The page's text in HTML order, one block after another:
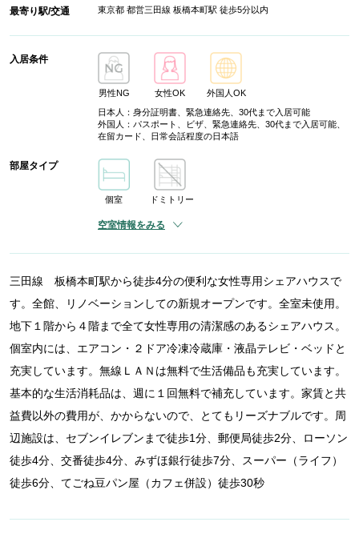
最寄り駅/交通 東京都 都営三田線 板橋本町駅 徒歩5分以内
入居条件
男性NG 女性OK
外国人OK
日本人：身分証明書、緊急連絡先、30代まで入居可能
外国人：パスポート、ビザ、緊急連絡先、30代まで入居可能、
在留カード、日常会話程度の日本語
部屋タイプ
個室 ドミトリー
空室情報をみる
三田線 板橋本町駅から徒歩4分の便利な女性専用シェアハウスで
す。全館、リノベーションしての新規オープンです。全室未使用。
地下１階から４階まで全て女性専用の清潔感のあるシェアハウス。
個室内には、エアコン・２ドア冷凍冷蔵庫・液晶テレビ・ベッドと
充実しています。無線ＬＡＮは無料で生活備品も充実しています。
基本的な生活消耗品は、週に１回無料で補充しています。家賃と共
益費以外の費用が、かからないので、とてもリーズナブルです。周
辺施設は、セブンイレブンまで徒歩1分、郵便局徒歩2分、ローソン
徒歩4分、交番徒歩4分、みずほ銀行徒歩7分、スーパー（ライフ）
徒歩6分、てごね豆パン屋（カフェ併設）徒歩30秒